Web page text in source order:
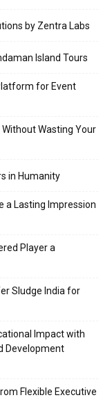
by Zentra Labs
Island Tours
for Event
Wasting Your
in Humanity
a Lasting Impression
Player a
Sludge India for
Impact with
Development
Flexible Executive